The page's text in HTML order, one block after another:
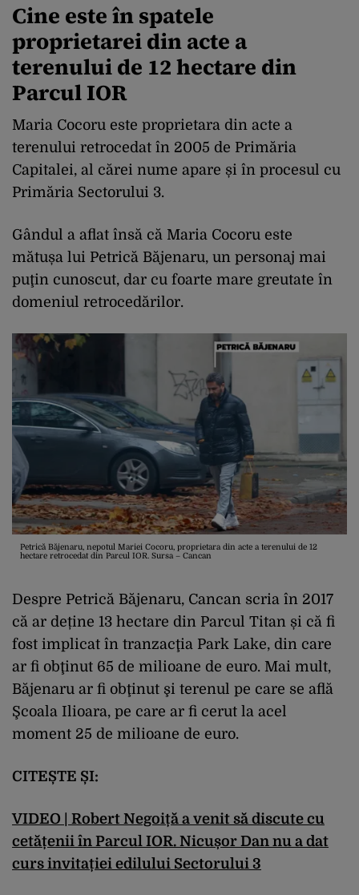
Cine este în spatele
proprietarei din acte a
terenului de 12 hectare din
Parcul IOR
Maria Cocoru este proprietara din acte a
terenului retrocedat în 2005 de Primăria
Capitalei, al cărei nume apare și în procesul cu
Primăria Sectorului 3.
Gândul a aflat însă că Maria Cocoru este
mătușa lui Petrică Băjenaru, un personaj mai
puţin cunoscut, dar cu foarte mare greutate în
domeniul retrocedărilor.
Petrică Băjenaru, nepotul Mariei Cocoru, proprietara din acte a terenului de 12
hectare retrocedat din Parcul IOR. Sursa – Cancan
Despre Petrică Băjenaru, Cancan scria în 2017
că ar deține 13 hectare din Parcul Titan și că fi
fost implicat în tranzacţia Park Lake, din care
ar fi obţinut 65 de milioane de euro. Mai mult,
Băjenaru ar fi obţinut şi terenul pe care se află
Şcoala Ilioara, pe care ar fi cerut la acel
moment 25 de milioane de euro.
CITEȘTE ȘI:
VIDEO | Robert Negoiță a venit să discute cu
cetățenii în Parcul IOR. Nicușor Dan nu a dat
curs invitației edilului Sectorului 3